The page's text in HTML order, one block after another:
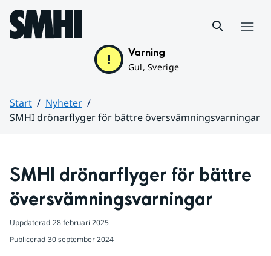
Hoppa till sidans innehåll
Varning
Gul, Sverige
Start
Nyheter
SMHI drönarflyger för bättre översvämningsvarningar
SMHI drönarflyger för bättre
översvämningsvarningar
Uppdaterad 28 februari 2025
Publicerad 30 september 2024